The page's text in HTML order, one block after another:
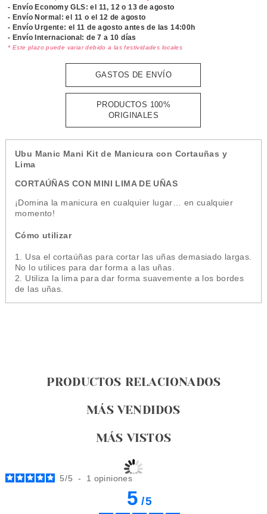
- Envío Economy GLS: el 11, 12 o 13 de agosto
- Envío Normal: el 11 o el 12 de agosto
- Envío Urgente: el11 de agosto antes de las 14:00h
- Envío Internacional: de 7 a 10 días
* Este plazo puede variar debido a las festividades locales
GASTOS DE ENVÍO
PRODUCTOS 100%
ORIGINALES
Ubu Manic Mani Kit de Manicura con Cortauñas y
Lima
CORTAÚÑAS CON MINI LIMA DE UÑAS
¡Domina la manicura en cualquier lugar… en cualquier
momento!
Cómo utilizar
1. Usa el cortaúñas para cortar las uñas demasiado largas.
No lo utilices para dar forma a las uñas.
2. Utiliza la lima para dar forma suavemente a los bordes
de las uñas.
PRODUCTOS RELACIONADOS
MÁS VENDIDOS
MÁS VISTOS
5/5 - 1 opiniones
5/5